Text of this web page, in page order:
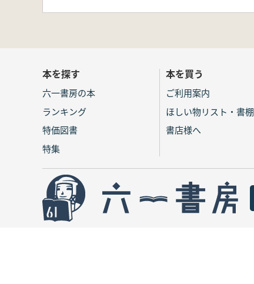
本を探す
六一書房の本
ランキング
特価図書
特集
本を買う
ご利用案内
ほしい物リスト・書棚
書店様へ